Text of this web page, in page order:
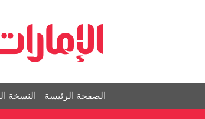
الصفحة الرئيسة النسخة